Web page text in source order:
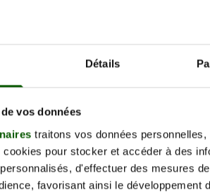
Détails
vos données
traitons vos données
pour stocker et accéder à des
d'effectuer des mesures
favorisant ainsi le
Gratuite jusqu'à 48h
Rte de Lyon, 03000 Moulins
forte demande
Annulation Gratuite jusqu'à 48h
Bd Gambetta, 03200 Vichy
forte demande